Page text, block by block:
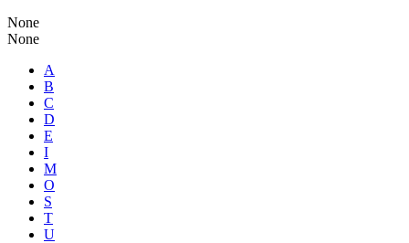
None
None
A
B
C
D
E
I
M
O
S
T
U